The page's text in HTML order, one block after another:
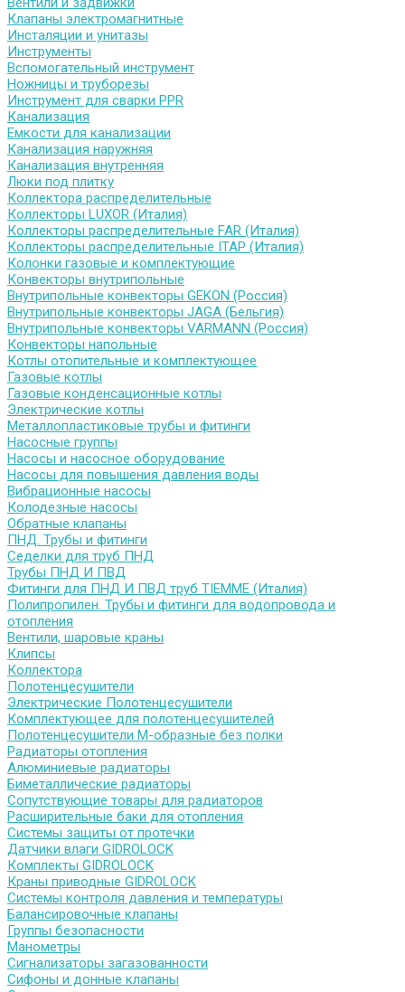
Клапаны электромагнитные
Инсталяции и унитазы
Инструменты
Вспомогательный инструмент
Ножницы и труборезы
Инструмент для сварки PPR
Канализация
Емкости для канализации
Канализация наружняя
Канализация внутренняя
Люки под плитку
Коллектора распределительные
Коллекторы LUXOR (Италия)
Коллекторы распределительные FAR (Италия)
Коллекторы распределительные ITAP (Италия)
Колонки газовые и комплектующие
Конвекторы внутрипольные
Внутрипольные конвекторы GEKON (Россия)
Внутрипольные конвекторы JAGA (Бельгия)
Внутрипольные конвекторы VARMANN (Россия)
Конвекторы напольные
Котлы отопительные и комплектующее
Газовые котлы
Газовые конденсационные котлы
Электрические котлы
Металлопластиковые трубы и фитинги
Насосные группы
Насосы и насосное оборудование
Насосы для повышения давления воды
Вибрационные насосы
Колодезные насосы
Обратные клапаны
ПНД. Трубы и фитинги
Седелки для труб ПНД
Трубы ПНД И ПВД
Фитинги для ПНД И ПВД труб TIEMME (Италия)
Полипропилен. Трубы и фитинги для водопровода и
отопления
Вентили, шаровые краны
Клипсы
Коллектора
Полотенцесушители
Электрические Полотенцесушители
Комплектующее для полотенцесушителей
Полотенцесушители М-образные без полки
Радиаторы отопления
Алюминиевые радиаторы
Биметаллические радиаторы
Сопутствующие товары для радиаторов
Расширительные баки для отопления
Системы защиты от протечки
Датчики влаги GIDROLOCK
Комплекты GIDROLOCK
Краны приводные GIDROLOCK
Системы контроля давления и температуры
Балансировочные клапаны
Группы безопасности
Манометры
Сигнализаторы загазованности
Сифоны и донные клапаны